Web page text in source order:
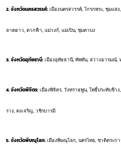
2. จังหวัดนครสวรรค์:เมืองนครสวรรค์, โกรกพระ, ชุมแส
ลาดยาว, ตากฟ้า, แม่วงก์, แม่เปิน, ชุมตาบง
3. จังหวัดอุทัยธานี:เมืองอุทัยธานี, ทัพทัน, สว่างอารมณ์,
4. จังหวัดพิจิตร:เมืองพิจิตร, วังทรายพูน, โพธิ์ประทับช้า
ราง, ดงเจริญ, วชิรบารมี
5. จังหวัดพิษณุโลก:เมืองพิษณุโลก, นครไทย, ชาติตระก